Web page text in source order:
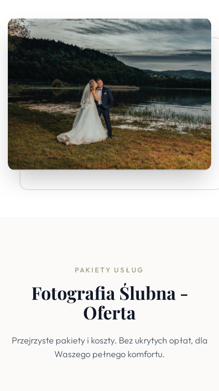
PAKIETY USŁUG
Fotografia Ślubna -
Oferta
Przejrzyste pakiety i koszty. Bez ukrytych opłat, dla
Waszego pełnego komfortu.